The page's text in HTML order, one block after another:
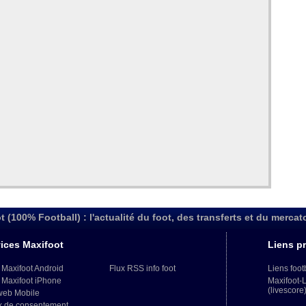
(100% Football) : l'actualité du foot, des transferts et du
Maxifoot
Android
iPhone
Mobile
Flux RSS info foot
Liens
Liens
Maxifoot-
(livescore)